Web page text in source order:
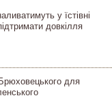
у їстівні
довкілля
для